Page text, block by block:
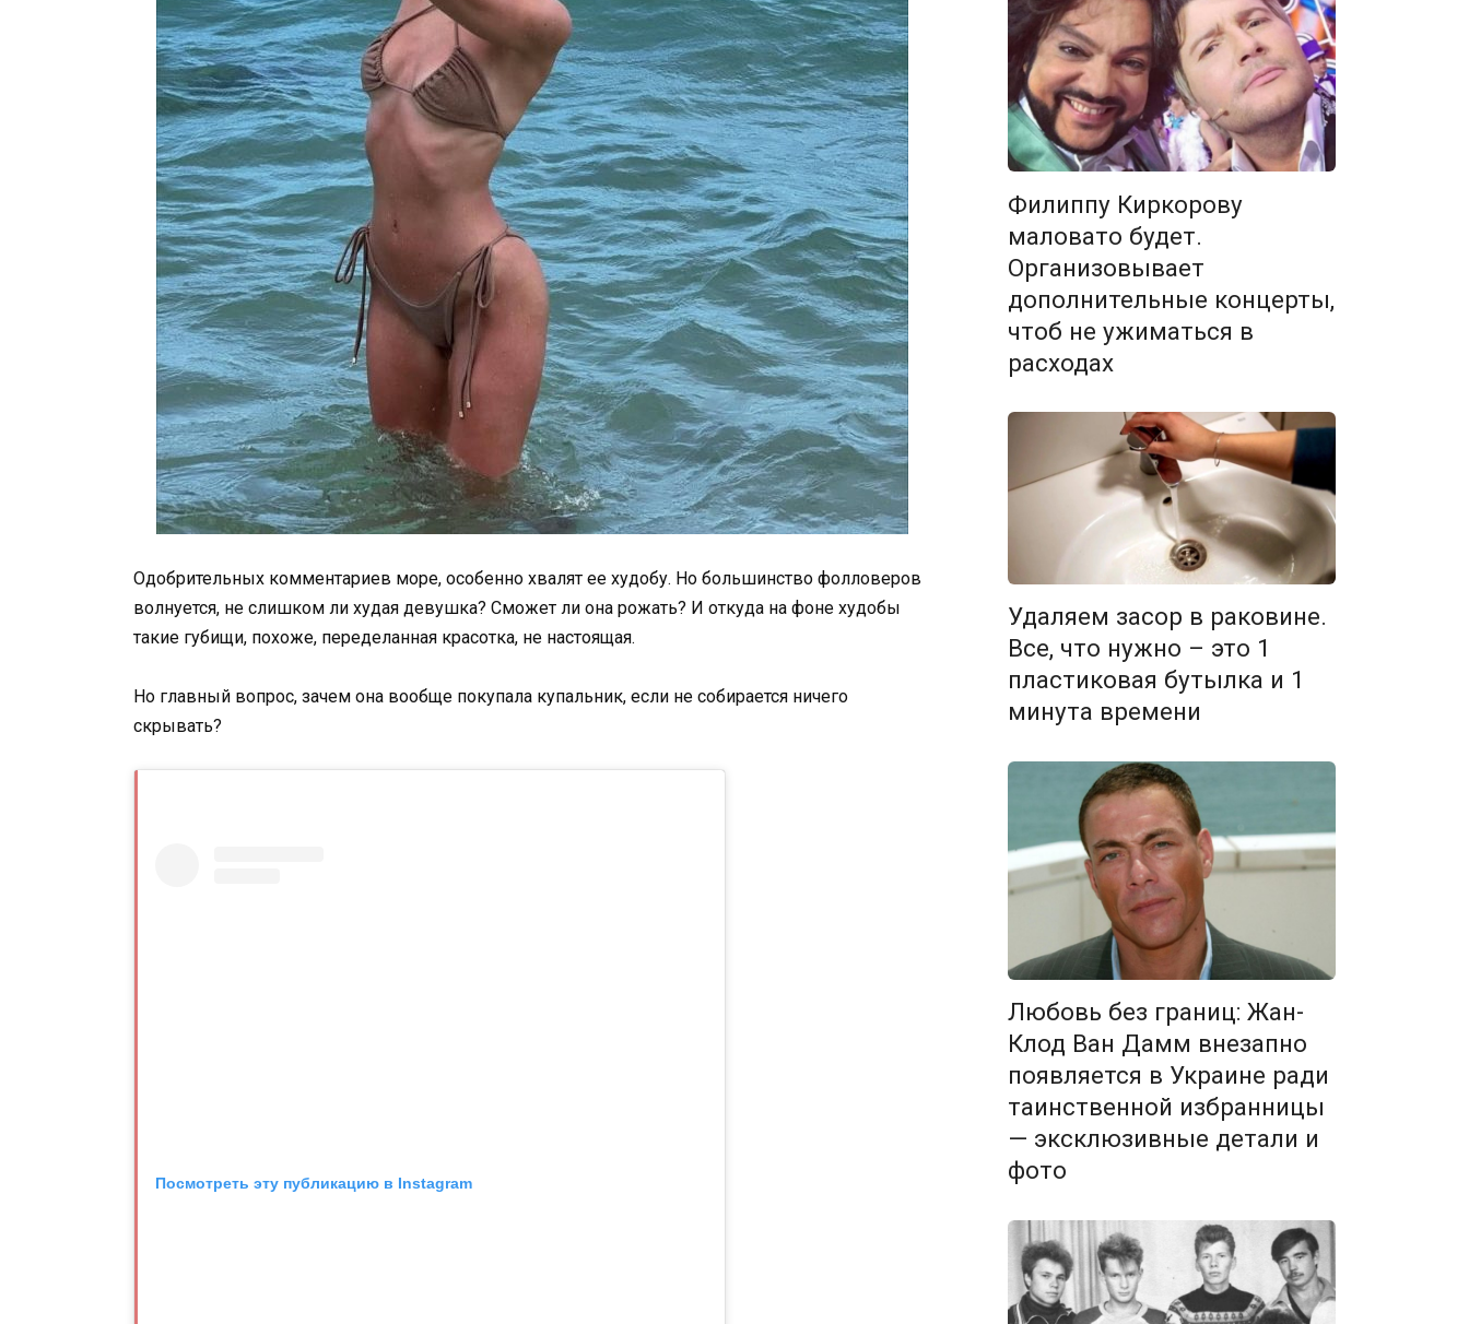
Одобрительных комментариев море, особенно хвалят ее худобу. Но большинство фолловеров
волнуется, не слишком ли худая девушка? Сможет ли она рожать? И откуда на фоне худобы
такие губищи, похоже, переделанная красотка, не настоящая.
Но главный вопрос, зачем она вообще покупала купальник, если не собирается ничего
скрывать?
Посмотреть эту публикацию в Instagram
Филиппу Киркорову
маловато будет.
Организовывает
дополнительные концерты,
чтоб не ужиматься в
расходах
Удаляем засор в раковине.
Все, что нужно – это 1
пластиковая бутылка и 1
минута времени
Любовь без границ: Жан-
Клод Ван Дамм внезапно
появляется в Украине ради
таинственной избранницы
— эксклюзивные детали и
фото